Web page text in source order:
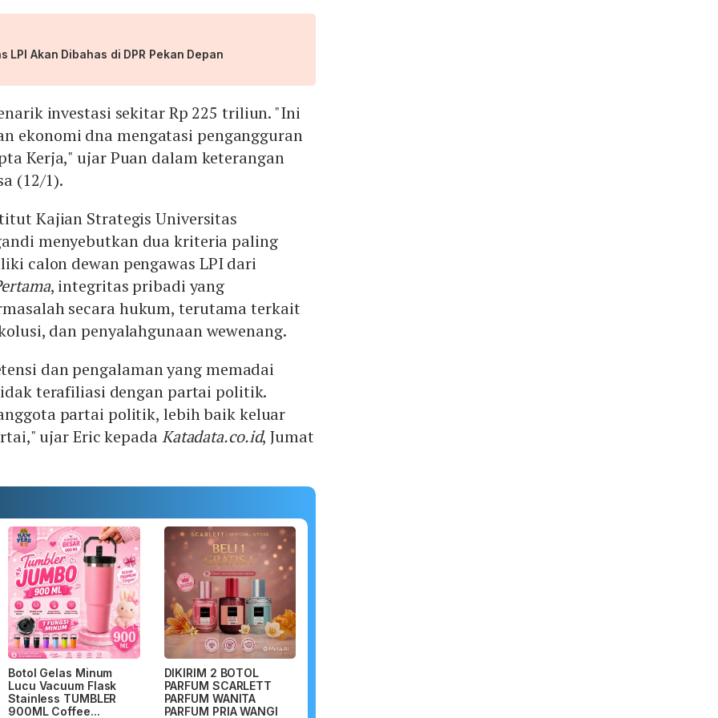
LPI Akan Dibahas di DPR Pekan Depan
investasi sekitar Rp 225 triliun. "Ini
ekonomi dna mengatasi pengangguran
Kerja," ujar Puan dalam keterangan
(12/1).
Kajian Strategis Universitas
menyebutkan dua kriteria paling
calon dewan pengawas LPI dari
, integritas pribadi yang
secara hukum, terutama terkait
dan penyalahgunaan wewenang.
dan pengalaman yang memadai
terafiliasi dengan partai politik.
partai politik, lebih baik keluar
ujar Eric kepadaKatadata.co.id, Jumat
Botol Gelas Minum
Lucu Vacuum Flask
Stainless TUMBLER
900ML Coffee...
DIKIRIM 2 BOTOL
PARFUM SCARLETT
PARFUM WANITA
PARFUM PRIA WANGI